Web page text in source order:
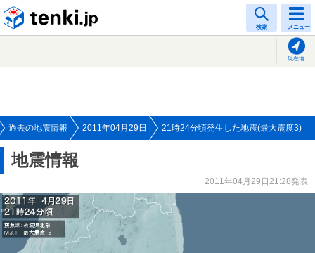
検索 メニュー
現在地
過去の地震情報 2011年04月29日 21時24分頃発生した地震(最大震度3)
地震情報
2011年04月29日21:28発表